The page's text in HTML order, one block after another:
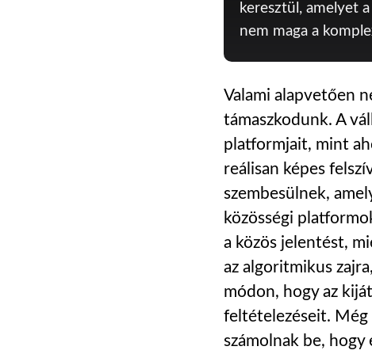
keresztül, amelyet
nem maga a
Valami alapvetően
támaszkodunk. A
platformjait, mint
reálisan képes
szembesülnek,
közösségi
a közös jelentést,
az algoritmikus
módon, hogy az
feltételezéseit. Még
számolnak be,